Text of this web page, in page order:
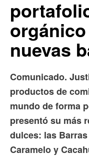
nuevas
Comunicado.
productos de
mundo de forma
presentó su más
dulces: las
Caramelo y